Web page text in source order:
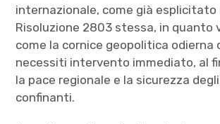
internazionale, come già esplicitato
Risoluzione 2803 stessa, in quanto
come la cornice geopolitica odierna
necessiti intervento immediato, al
la pace regionale e la sicurezza
confinanti.